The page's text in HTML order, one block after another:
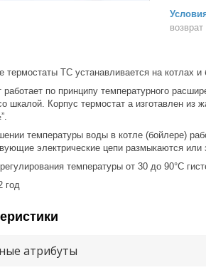
термостаты TC устанавливается на котлах
работает по принципу температурного
шкалой. Корпус термостат а изготавлен
температуры воды в котле (бойлере)
электрические цепи размыкаются или
температуры от 30 до 90°C
год
атрибуты